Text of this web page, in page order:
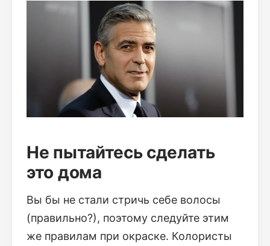
Не пытайтесь сделать
это дома
Вы бы не стали стричь себе волосы
(правильно?), поэтому следуйте этим
же правилам при окраске. Колористы